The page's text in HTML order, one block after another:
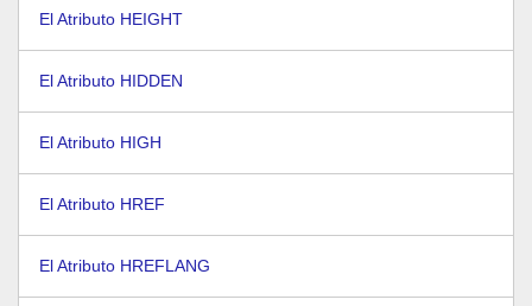
El Atributo HEIGHT
El Atributo HIDDEN
El Atributo HIGH
El Atributo HREF
El Atributo HREFLANG